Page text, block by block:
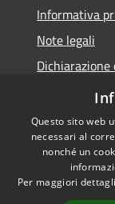
Informativa
Note legali
Feedback
Accessibilità
Questo sito web
necessari al
nonché un
Per maggiori